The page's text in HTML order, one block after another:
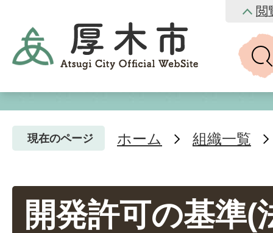
閲
現在のページ ホーム 組織一覧
開発許可の基準(